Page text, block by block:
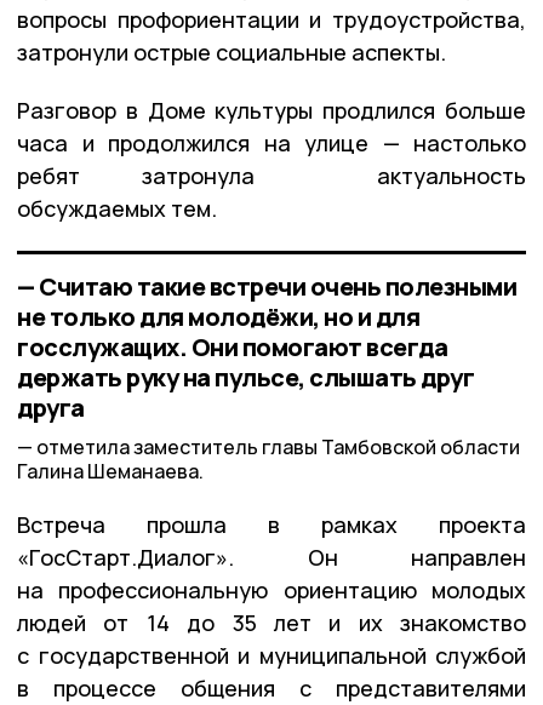
вопросы профориентации и трудоустройства,
затронули острые социальные аспекты.
Разговор в Доме культуры продлился больше
часа и продолжился на улице — настолько
ребят затронула актуальность
обсуждаемых тем.
— Считаю такие встречи очень полезными
не только для молодёжи, но и для
госслужащих. Они помогают всегда
держать руку на пульсе, слышать друг
друга
отметила заместитель главы Тамбовской области
Галина Шеманаева.
Встреча прошла в рамках проекта
«ГосСтарт.Диалог». Он направлен
на профессиональную ориентацию молодых
людей от 14 до 35 лет и их знакомство
с государственной и муниципальной службой
в процессе общения с представителями